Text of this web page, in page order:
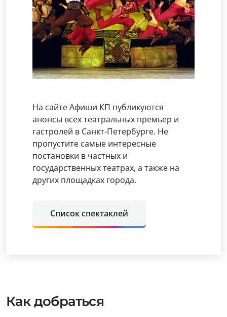
На сайте Афиши КП публикуются
анонсы всех театральных премьер и
гастролей в Санкт-Петербурге. Не
пропустите самые интересные
постановки в частных и
государственных театрах, а также на
других площадках города.
Список спектаклей
Как добраться